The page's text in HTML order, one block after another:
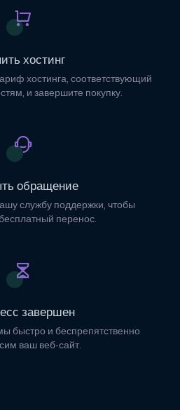
хостинг
хостинга, соответствующий
и завершите покупку.
обращение
службу поддержки, чтобы
перенос.
завершен
быстро и беспрепятственно
ваш веб-сайт.